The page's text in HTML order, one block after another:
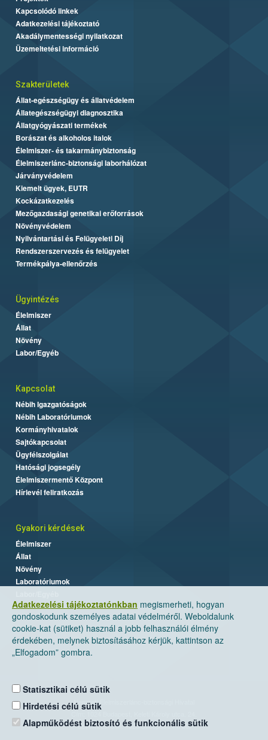
Adatkezelési tájékoztatónkban megismerheti, hogyan
gondoskodunk személyes adatai védelméről. Weboldalunk
cookie-kat (sütiket) használ a jobb felhasználói élmény
érdekében, melynek biztosításához kérjük, kattintson az
„Elfogadom” gombra.
Statisztikai célú sütik
Hirdetési célú sütik
Alapműködést biztosító és funkcionális sütik
Kapcsolódó linkek
Adatkezelési tájékoztató
Akadálymentességi nyilatkozat
Üzemeltetési információ
Szakterületek
Állat-egészségügy és állatvédelem
Állategészségügyi diagnosztika
Állatgyógyászati termékek
Borászat és alkoholos italok
Élelmiszer- és takarmánybiztonság
Élelmiszerlánc-biztonsági laborhálózat
Járványvédelem
Kiemelt ügyek, EUTR
Kockázatkezelés
Mezőgazdasági genetikai erőforrások
Növényvédelem
Nyilvántartási és Felügyeleti Díj
Rendszerszervezés és felügyelet
Termékpálya-ellenőrzés
Ügyintézés
Élelmiszer
Állat
Növény
Labor/Egyéb
Kapcsolat
Nébih Igazgatóságok
Nébih Laboratóriumok
Kormányhivatalok
Sajtókapcsolat
Ügyfélszolgálat
Hatósági jogsegély
Élelmiszermentő Központ
Hírlevél feliratkozás
Gyakori kérdések
Élelmiszer
Állat
Növény
Laboratóriumok
Nemzeti Élelmiszerlánc-biztonsági Hivatal
Levelezési cím: 1525 Budapest. Pf. 30.